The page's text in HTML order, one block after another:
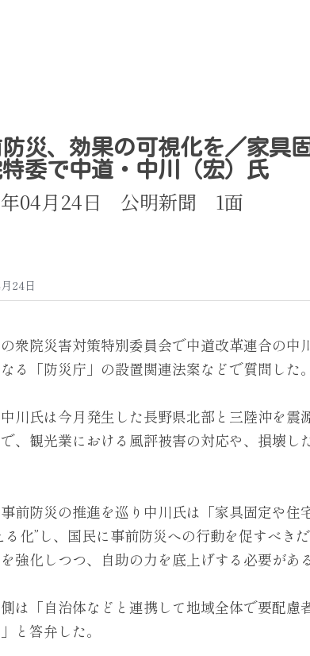
災、効果の可視化を／家具
委で中道・中川（宏）氏
04月24日　公明新聞　1面
24日
衆院災害対策特別委員会で中道改革連合の
る「防災庁」の設置関連法案などで質問した。
川氏は今月発生した長野県北部と三陸沖を
、観光業における風評被害の対応や、損壊
前防災の推進を巡り中川氏は「家具固定や
る化”し、国民に事前防災への行動を促すべき
強化しつつ、自助の力を底上げする必要があ
は「自治体などと連携して地域全体で要配
と答弁した。